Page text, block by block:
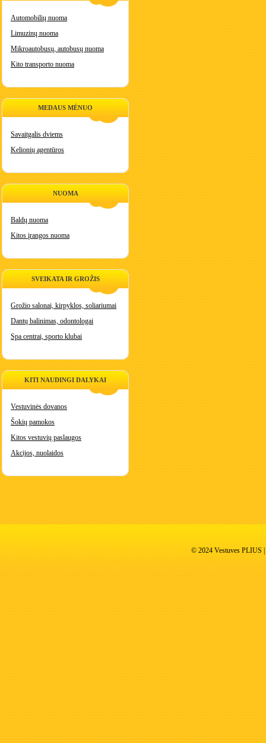
Automobilių nuoma
Limuzinų nuoma
Mikroautobusų, autobusų nuoma
Kito transporto nuoma
MEDAUS MĖNUO
Savaitgalis dviems
Kelionių agentūros
NUOMA
Baldų nuoma
Kitos įrangos nuoma
SVEIKATA IR GROŽIS
Grožio salonai, kirpyklos, soliariumai
Dantų balinimas, odontologai
Spa centrai, sporto klubai
KITI NAUDINGI DALYKAI
Vestuvinės dovanos
Šokių pamokos
Kitos vestuvių paslaugos
Akcijos, nuolaidos
© 2024 Vestuves PLIUS